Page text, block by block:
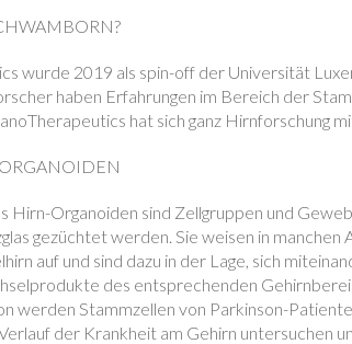
wurde 2019 als spin-off der Universität
haben Erfahrungen im Bereich der
hat sich ganz Hirnforschung
Hirn-Organoiden sind Zellgruppen und
gezüchtet werden. Sie weisen in
auf und sind dazu in der Lage, sich
des entsprechenden
werden Stammzellen von Parkinson-
der Krankheit am Gehirn untersuchen